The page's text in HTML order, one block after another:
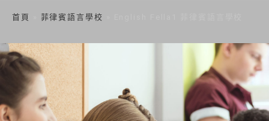
首頁 菲律賓語言學校